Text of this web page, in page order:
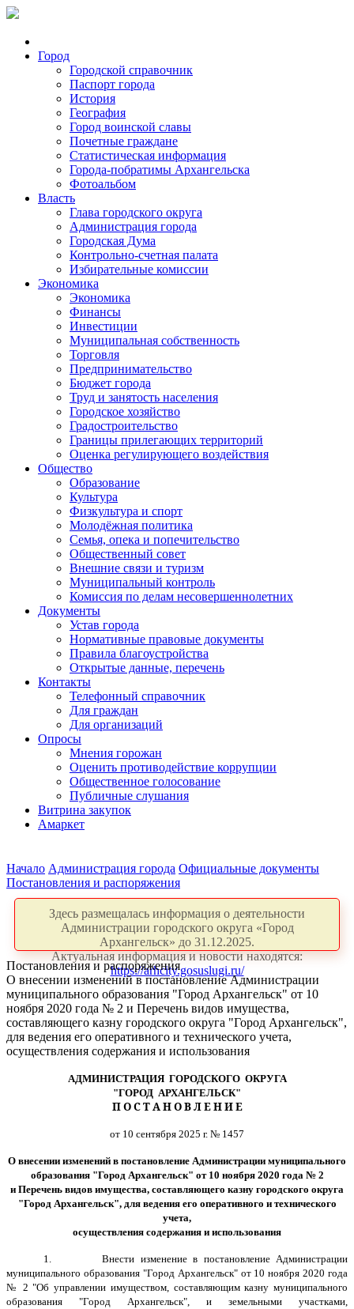
Город
Городской справочник
Паспорт города
История
География
Город воинской славы
Почетные граждане
Статистическая информация
Города-побратимы Архангельска
Фотоальбом
Власть
Глава городского округа
Администрация города
Городская Дума
Контрольно-счетная палата
Избирательные комиссии
Экономика
Экономика
Финансы
Инвестиции
Муниципальная собственность
Торговля
Предпринимательство
Бюджет города
Труд и занятость населения
Городское хозяйство
Градостроительство
Границы прилегающих территорий
Оценка регулирующего воздействия
Общество
Образование
Культура
Физкультура и спорт
Молодёжная политика
Семья, опека и попечительство
Общественный совет
Внешние связи и туризм
Муниципальный контроль
Комиссия по делам несовершеннолетних
Документы
Устав города
Нормативные правовые документы
Правила благоустройства
Открытые данные, перечень
Контакты
Телефонный справочник
Для граждан
Для организаций
Опросы
Мнения горожан
Оценить противодействие коррупции
Общественное голосование
Публичные слушания
Витрина закупок
Амаркет
Начало Администрация города Официальные документы
Постановления и распоряжения
Здесь размещалась информация о деятельности
Администрации городского округа «Город
Архангельск» до 31.12.2025.
Актуальная информация и новости находятся:
https://arhcity.gosuslugi.ru/
Постановления и распоряжения
О внесении изменений в постановление Администрации
муниципального образования "Город Архангельск" от 10
ноября 2020 года № 2 и Перечень видов имущества,
составляющего казну городского округа "Город Архангельск",
для ведения его оперативного и технического учета,
осуществления содержания и использования
АДМИНИСТРАЦИЯ ГОРОДСКОГО ОКРУГА
"ГОРОД АРХАНГЕЛЬСК"
П О С Т А Н О В Л Е Н И Е
от 10 сентября 2025 г. № 1457
О внесении изменений в постановление Администрации муниципального
образования "Город Архангельск" от 10 ноября 2020 года № 2
и Перечень видов имущества, составляющего казну городского округа
"Город Архангельск", для ведения его оперативного и технического
учета,
осуществления содержания и использования
1.
Внести изменение в постановление Администрации
муниципального образования "Город Архангельск" от 10 ноября 2020 года
№ 2 "Об управлении имуществом, составляющим казну муниципального
образования "Город Архангельск", и земельными участками,